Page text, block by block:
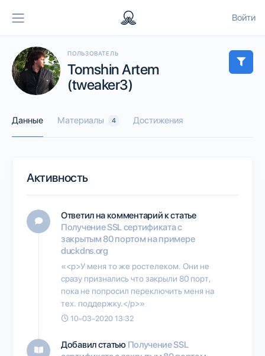
Войти
ПОЛЬЗОВАТЕЛЬ
Tomshin Artem
(tweaker3)
Данные Материалы 4 Достижения
Активность
Ответил на комментарий к статье
Получение SSL сертификата с
закрытым 80 портом на примере
duckdns.org
«<p>У меня то же ростелеком. Они не
сразу признались что закрыли 80 порт,
пока не попросил переключить меня на
тех. поддержку.</p>»
10-03-2020 13:32
Добавил статью Получение SSL